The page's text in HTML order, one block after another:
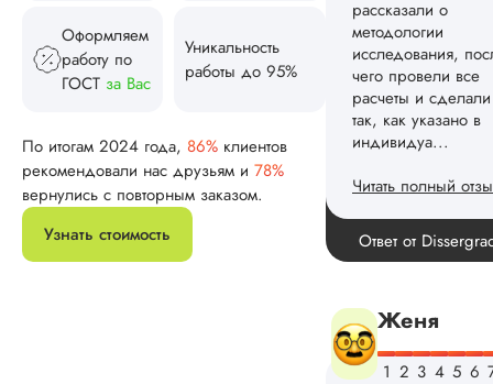
Оформляем
работу по
ГОСТ за Вас
Уникальность
работы до 95%
По итогам 2024 года, 86% клиентов
рекомендовали нас друзьям и 78%
вернулись с повторным заказом.
Узнать стоимость
Вид работы:
Диссертация
Дата:2025-08-03
Заказывал тут
диссертацию. По
срокам и
внушительно, но
выхода не
не успел бы
самостоятельно.
менеджер
держал меня в
о статусе заказа.
Структура